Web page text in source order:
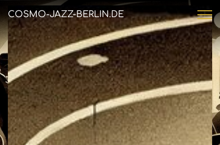
COSMO-JAZZ-BERLIN.DE